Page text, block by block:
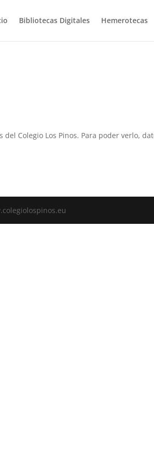
Bibliotecas Digitales Hemerotecas
Colegio Los Pinos. Para poder verlo,